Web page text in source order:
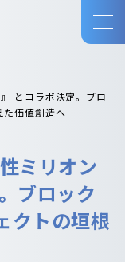
とコラボ決定。ブロ
た価値創造へ
ミリオン
ブロック
クトの垣根